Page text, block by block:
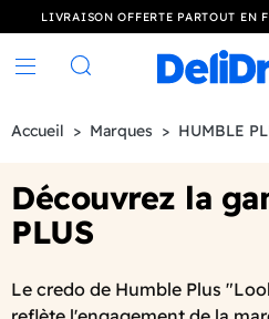
LIVRAISON OFFERTE PARTOUT EN
Rechercher
Accueil Marques HUMBLE
Découvrez la
PLUS
Le credo de Humble Plus